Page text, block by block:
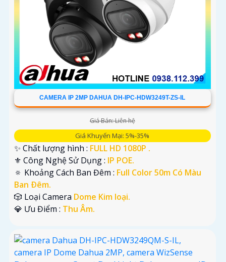
CAMERA IP 2MP DAHUA DH-IPC-HDW3249T-ZS-IL
Giá Bán: Liên hệ
Giá Khuyến Mại: 5%-35%
✨ Chất lượng hình : FULL HD 1080P .
⚜️ Công Nghệ Sử Dụng : IP POE.
🔅 Khoảng Cách Ban Đêm : Full Color 50m Có Màu
Ban Ðêm.
🎲 Loại Camera Dome Kim loại.
️💎 Ưu Điểm : Thu Âm.